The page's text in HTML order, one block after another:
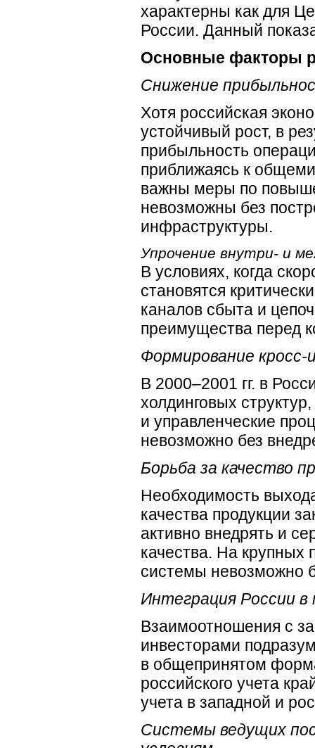
характерны как для
России. Данный
Основные факторы
Снижение
Хотя российская
устойчивый рост, в
прибыльность
приближаясь к
важны меры по
невозможны без
инфраструктуры.
Упрочение внутри- и
В условиях, когда
становятся
каналов сбыта и
преимущества перед
Формирование
В 2000–2001 гг. в
холдинговых
и управленческие
невозможно без
Борьба за качество
Необходимость
качества продукции
активно внедрять и
качества. На крупных
системы невозможно
Интеграция России в
Взаимоотношения с
инвесторами
в общепринятом
российского учета
учета в западной и
Системы ведущих